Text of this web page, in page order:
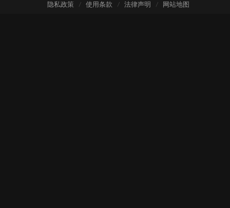
隐私政策
/ 使用条款 / 法律声明 / 网站地图